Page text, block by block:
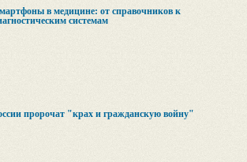
в медицине: от справочников к
системам
пророчат "крах и гражданскую войну"